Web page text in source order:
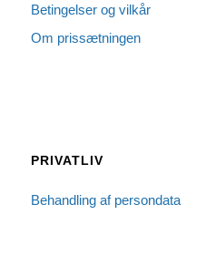
Betingelser og vilkår
Om prissætningen
PRIVATLIV
Behandling af persondata